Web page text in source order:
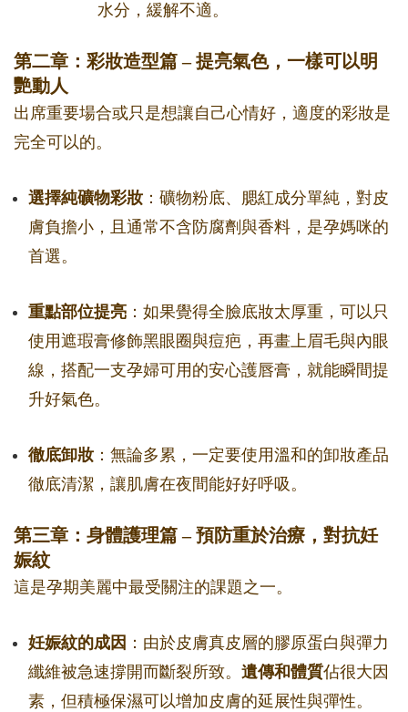
水分，緩解不適。
第二章：彩妝造型篇 – 提亮氣色，一樣可以明
艷動人
出席重要場合或只是想讓自己心情好，適度的彩妝是
完全可以的。
選擇純礦物彩妝 ：礦物粉底、腮紅成分單純，對皮
膚負擔小，且通常不含防腐劑與香料，是孕媽咪的
首選。
重點部位提亮 ：如果覺得全臉底妝太厚重，可以只
使用遮瑕膏修飾黑眼圈與痘疤，再畫上眉毛與內眼
線，搭配一支孕婦可用的安心護唇膏，就能瞬間提
升好氣色。
徹底卸妝 ：無論多累，一定要使用溫和的卸妝產品
徹底清潔，讓肌膚在夜間能好好呼吸。
第三章：身體護理篇 – 預防重於治療，對抗妊
娠紋
這是孕期美麗中最受關注的課題之一。
妊娠紋的成因 ：由於皮膚真皮層的膠原蛋白與彈力
纖維被急速撐開而斷裂所致。 遺傳和體質佔很大因
素，但積極保濕可以增加皮膚的延展性與彈性。